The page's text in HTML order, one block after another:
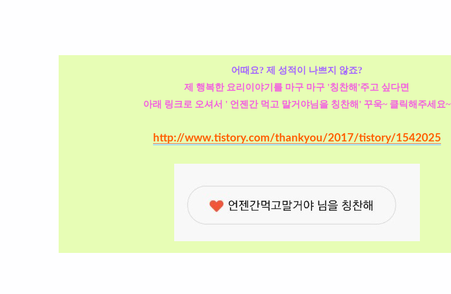
어때요? 제 성적이 나쁘지 않죠?
제 행복한 요리이야기를 마구 마구 '칭찬해'주고 싶다면
아래 링크로 오셔서 ' 언젠간 먹고 말거야님을 칭찬해' 꾸욱~ 클릭해주세요~
http://www.tistory.com/thankyou/2017/tistory/1542025